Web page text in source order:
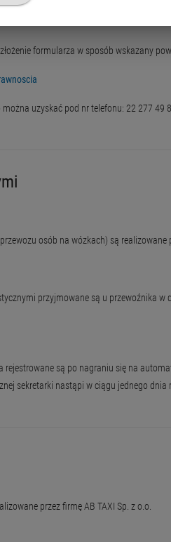
formularza w sposób wskazany
uzyskać pod nr telefonu: 22 277 49
osób na wózkach) są realizowane
przyjmowane są u przewoźnika w
są po nagraniu się na
sekretarki nastąpi w ciągu jednego dnia
przez firmę AB TAXI Sp. z o.o.